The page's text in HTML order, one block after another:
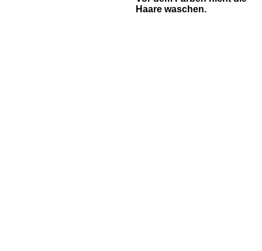
Haare waschen.